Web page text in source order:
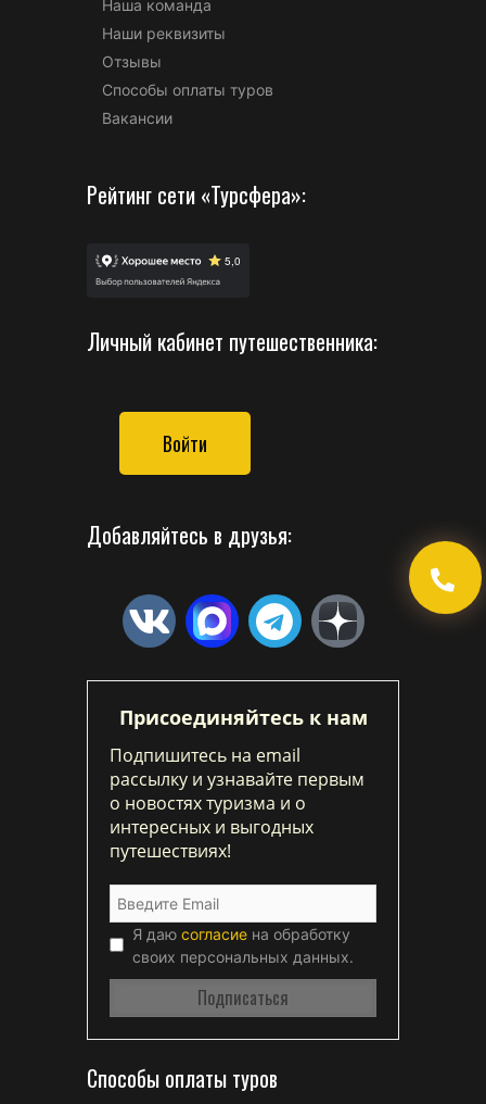
Наша команда
Наши реквизиты
Отзывы
Способы оплаты туров
Вакансии
Рейтинг сети «Турсфера»:
Личный кабинет путешественника:
Войти
Добавляйтесь в друзья:
Присоединяйтесь к нам
Подпишитесь на email
рассылку и узнавайте первым
о новостях туризма и о
интересных и выгодных
путешествиях!
Я даю согласие на обработку
своих персональных данных.
Способы оплаты туров